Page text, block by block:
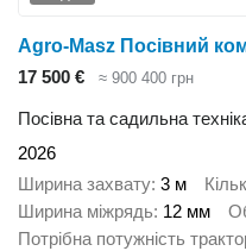
17 500 € ≈ 900 400 грн
Посівна та садильна
2026
Ширина захвату 3 м
Ширина міжрядь 12 мм
Потрібна потужність